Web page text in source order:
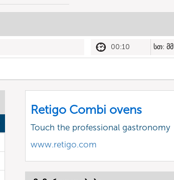
00:10 სთ: მმ
Retigo Combi ovens
Touch the professional gastronomy
www.retigo.com